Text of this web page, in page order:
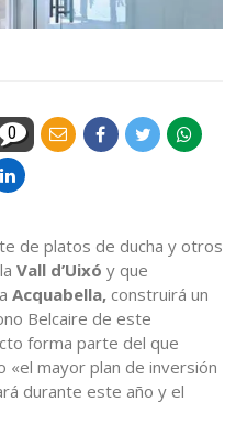
0
de platos de ducha y otros
Vall d’Uixó y que
Acquabella, construirá un
Belcaire de este
forma parte del que
«el mayor plan de inversión
durante este año y el